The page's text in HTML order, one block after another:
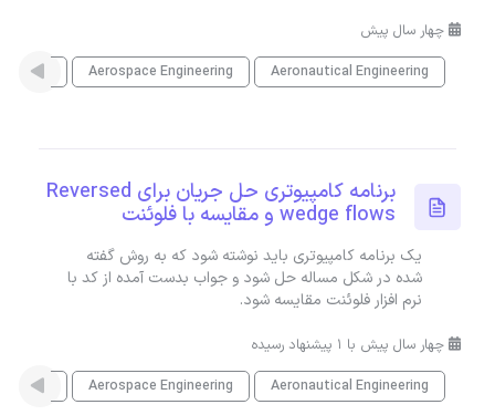
چهار سال پیش
Aeronautical Engineering
Aerospace Engineering
برنامه کامپیوتری حل جریان برای Reversed
wedge flows و مقایسه با فلوئنت
یک برنامه کامپیوتری باید نوشته شود که به روش گفته
شده در شکل مساله حل شود و جواب بدست آمده از کد با
نرم افزار فلوئنت مقایسه شود.
چهار سال پیش با 1 پیشنهاد رسیده
Aeronautical Engineering
Aerospace Engineering متلب